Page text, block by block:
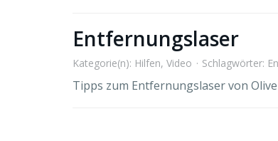
Entfernungslaser
Kategorie(n): Hilfen, Video Schlagwörter:
Tipps zum Entfernungslaser von